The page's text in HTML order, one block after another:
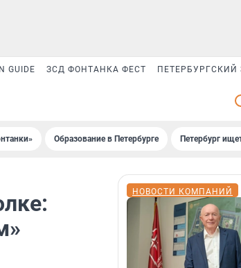
GUIDE ЗСД ФОНТАНКА ФЕСТ ПЕТЕРБУРГСКИЙ
Образование в Петербурге Петербург
НОВОСТИ КОМПАНИЙ